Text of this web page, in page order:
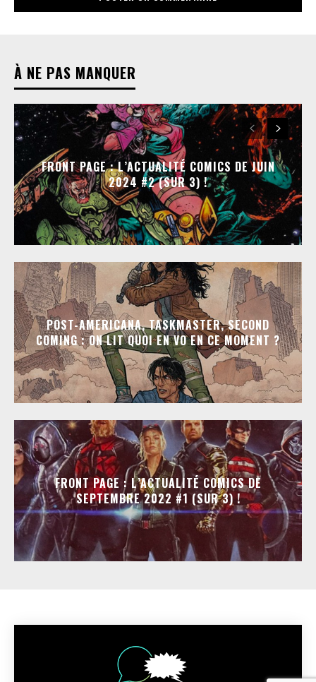
À NE PAS MANQUER
FRONT PAGE : L’ACTUALITÉ COMICS DE JUIN
2024 #2 (SUR 3) !
POST-AMERICANA, TASKMASTER, SECOND
COMING : ON LIT QUOI EN VO EN CE MOMENT ?
FRONT PAGE : L’ACTUALITÉ COMICS DE
SEPTEMBRE 2022 #1 (SUR 3) !